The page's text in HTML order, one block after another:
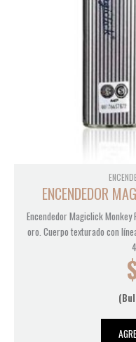
ENCENDEDOR
Encendedor Magiclick
oro. Cuerpo texturado con